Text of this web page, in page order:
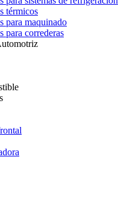
térmicos
para maquinado
para correderas